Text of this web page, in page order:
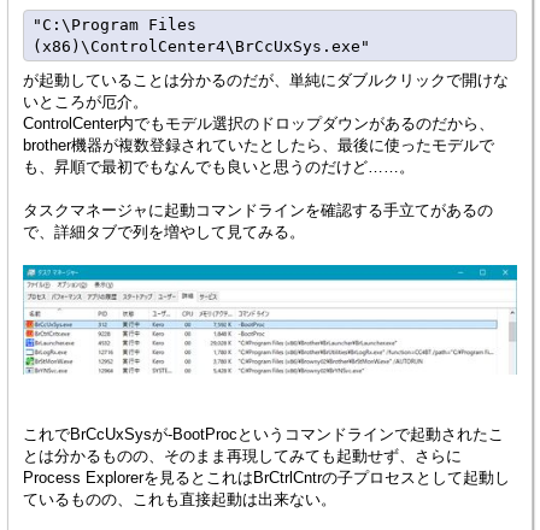
"C:\Program Files
が起動していることは分かるのだが、単純にダブルクリックで開けな
いところが厄介。
ControlCenter内でもモデル選択のドロップダウンがあるのだから、
brother機器が複数登録されていたとしたら、最後に使ったモデルで
も、昇順で最初でもなんでも良いと思うのだけど……。
タスクマネージャに起動コマンドラインを確認する手立てがあるの
で、詳細タブで列を増やして見てみる。
これでBrCcUxSysが-BootProcというコマンドラインで起動されたこ
とは分かるものの、そのまま再現してみても起動せず、さらに
Process Explorerを見るとこれはBrCtrlCntrの子プロセスとして起動し
ているものの、これも直接起動は出来ない。